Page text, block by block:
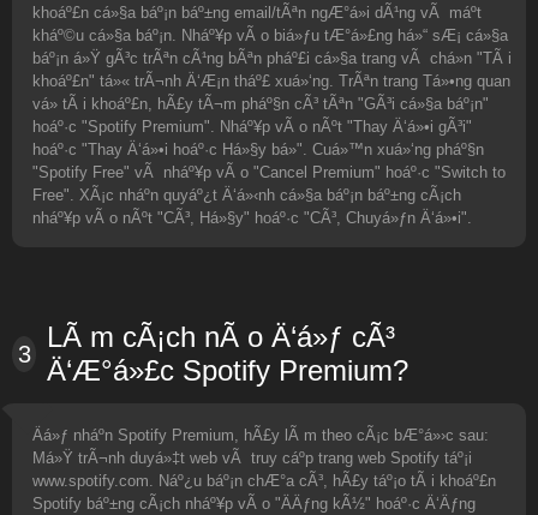
khoáº£n cá»§a báº¡n báº±ng email/tÃªn ngÆ°á»i dÃ¹ng vÃ máº­t
kháº©u cá»§a báº¡n. Nháº¥p vÃ o biá»ƒu tÆ°á»£ng há»“ sÆ¡ cá»§a
báº¡n á»Ÿ gÃ³c trÃªn cÃ¹ng bÃªn pháº£i cá»§a trang vÃ chá»n "TÃ i
khoáº£n" tá»« trÃ¬nh Ä‘Æ¡n tháº£ xuá»‘ng. TrÃªn trang Tá»•ng quan
vá» tÃ i khoáº£n, hÃ£y tÃ¬m pháº§n cÃ³ tÃªn "GÃ³i cá»§a báº¡n"
hoáº·c "Spotify Premium". Nháº¥p vÃ o nÃºt "Thay Ä‘á»•i gÃ³i"
hoáº·c "Thay Ä‘á»•i hoáº·c Há»§y bá»". Cuá»™n xuá»‘ng pháº§n
"Spotify Free" vÃ nháº¥p vÃ o "Cancel Premium" hoáº·c "Switch to
Free". XÃ¡c nháº­n quyáº¿t Ä‘á»‹nh cá»§a báº¡n báº±ng cÃ¡ch
nháº¥p vÃ o nÃºt "CÃ³, Há»§y" hoáº·c "CÃ³, Chuyá»ƒn Ä‘á»•i".
3
LÃ m cÃ¡ch nÃ o Ä‘á»ƒ cÃ³
Ä‘Æ°á»£c Spotify Premium?
Äá»ƒ nháº­n Spotify Premium, hÃ£y lÃ m theo cÃ¡c bÆ°á»›c sau:
Má»Ÿ trÃ¬nh duyá»‡t web vÃ truy cáº­p trang web Spotify táº¡i
www.spotify.com. Náº¿u báº¡n chÆ°a cÃ³, hÃ£y táº¡o tÃ i khoáº£n
Spotify báº±ng cÃ¡ch nháº¥p vÃ o "ÄÄƒng kÃ½" hoáº·c Ä‘Äƒng